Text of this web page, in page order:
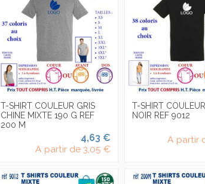
T-SHIRT COULEUR GRIS
CHINE MIXTE 190 G REF
200 M
4,63 €
A partir de 3,05 €
T-SHIRT
NOIR REF 9012
A partir